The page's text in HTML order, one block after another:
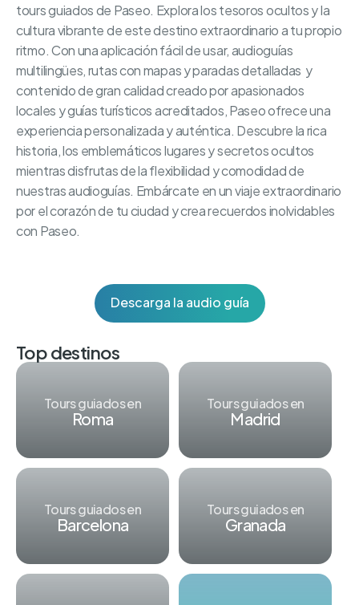
tours guiados de Paseo. Explora los tesoros ocultos y la
cultura vibrante de este destino extraordinario a tu propio
ritmo. Con una aplicación fácil de usar, audioguías
multilingües, rutas con mapas y paradas detalladas y
contenido de gran calidad creado por apasionados
locales y guías turísticos acreditados, Paseo ofrece una
experiencia personalizada y auténtica. Descubre la rica
historia, los emblemáticos lugares y secretos ocultos
mientras disfrutas de la flexibilidad y comodidad de
nuestras audioguías. Embárcate en un viaje extraordinario
por el corazón de tu ciudad y crea recuerdos inolvidables
con Paseo.
Descarga la audio guía
Top destinos
Tours guiados en
Roma
Tours guiados en
Madrid
Tours guiados en
Barcelona
Tours guiados en
Granada